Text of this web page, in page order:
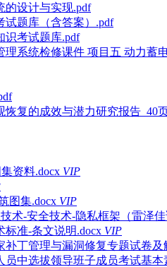
的设计与实现.pdf
试题库（含答案）.pdf
识考试题库.pdf
理系统检修课件 项目五 动力蓄
恢复的成效与潜力研究报告_40
资料.docx VIP
图集.docx VIP
术-安全技术-隐私框架（雷泽
标准-条文说明.docx VIP
补丁管理与漏洞修复专题试卷及
员中选拔领导班子成员考试基